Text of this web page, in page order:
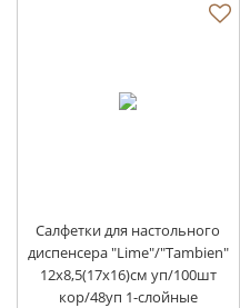
Салфетки для настольного
диспенсера "Lime"/"Tambien"
12х8,5(17х16)см уп/100шт
кор/48уп 1-слойные